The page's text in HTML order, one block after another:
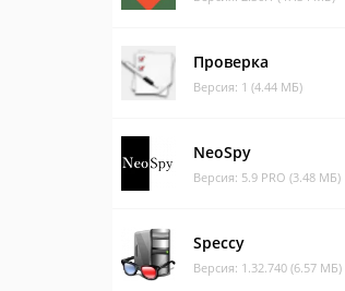
Проверка
Версия: 1 (4.44 МБ)
NeoSpy
Версия: 5.9 PRO (3.48 МБ)
Speccy
Версия: 1.32.740 (6.57 МБ)